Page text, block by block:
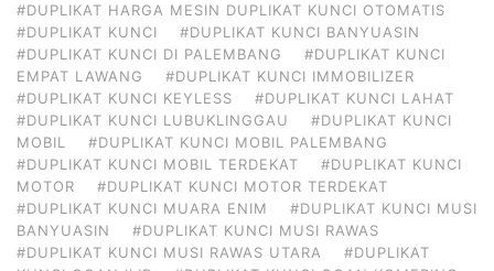
#DUPLIKAT HARGA MESIN DUPLIKAT KUNCI OTOMATIS
#DUPLIKAT KUNCI
#DUPLIKAT KUNCI BANYUASIN
#DUPLIKAT KUNCI DI PALEMBANG
#DUPLIKAT KUNCI
EMPAT LAWANG
#DUPLIKAT KUNCI IMMOBILIZER
#DUPLIKAT KUNCI KEYLESS
#DUPLIKAT KUNCI LAHAT
#DUPLIKAT KUNCI LUBUKLINGGAU
#DUPLIKAT KUNCI
MOBIL
#DUPLIKAT KUNCI MOBIL PALEMBANG
#DUPLIKAT KUNCI MOBIL TERDEKAT
#DUPLIKAT KUNCI
MOTOR
#DUPLIKAT KUNCI MOTOR TERDEKAT
#DUPLIKAT KUNCI MUARA ENIM
#DUPLIKAT KUNCI MUSI
BANYUASIN
#DUPLIKAT KUNCI MUSI RAWAS
#DUPLIKAT KUNCI MUSI RAWAS UTARA
#DUPLIKAT